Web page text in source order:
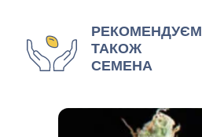
ТАКОЖ
СЕМЕНА